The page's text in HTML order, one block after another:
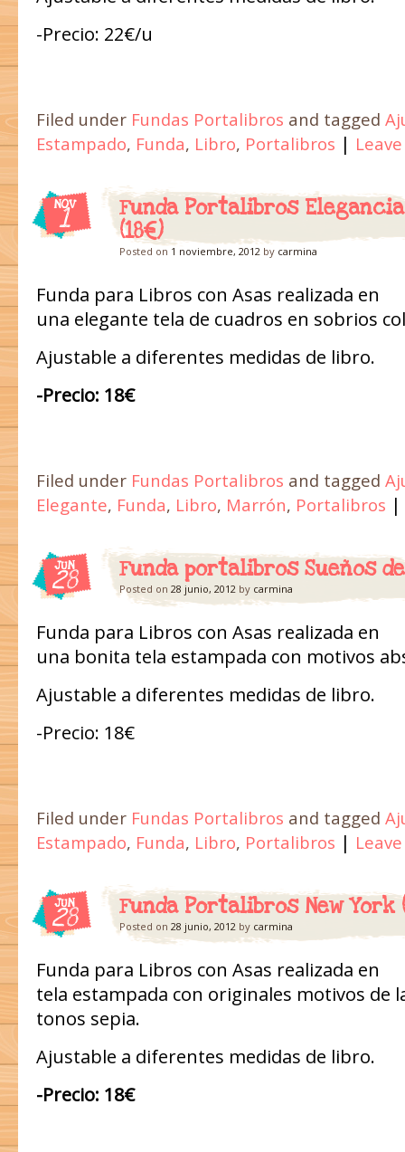
-Precio: 22€/u
Filed under Fundas Portalibros and tagged
Estampado, Funda, Libro, Portalibros |
NOV
1
Funda Portalibros
(18€)
Posted on 1 noviembre, 2012 by carmina
Funda para Libros con Asas realizada en
una elegante tela de cuadros en sobrios
Ajustable a diferentes medidas de libro.
-Precio: 18€
Filed under Fundas Portalibros and tagged
Elegante, Funda, Libro, Marrón, Portalibros |
JUN
28 Funda portalibros Sueños
Posted on 28 junio, 2012 by carmina
Funda para Libros con Asas realizada en
una bonita tela estampada con motivos
Ajustable a diferentes medidas de libro.
-Precio: 18€
Filed under Fundas Portalibros and tagged
Estampado, Funda, Libro, Portalibros |
JUN
28 Funda Portalibros New York
Posted on 28 junio, 2012 by carmina
Funda para Libros con Asas realizada en
tela estampada con originales motivos de
tonos sepia.
Ajustable a diferentes medidas de libro.
-Precio: 18€